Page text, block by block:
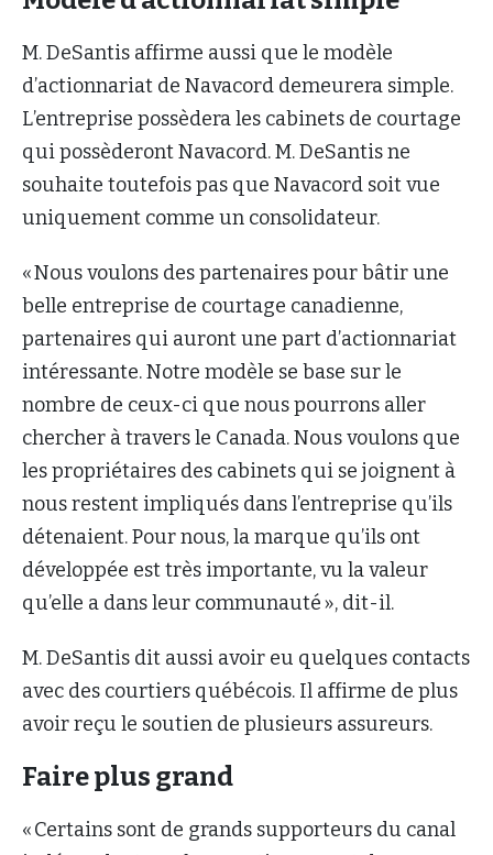
M. DeSantis affirme aussi que le modèle
d’actionnariat de Navacord demeurera simple.
L’entreprise possèdera les cabinets de courtage
qui possèderont Navacord. M. DeSantis ne
souhaite toutefois pas que Navacord soit vue
uniquement comme un consolidateur.
« Nous voulons des partenaires pour bâtir une
belle entreprise de courtage canadienne,
partenaires qui auront une part d’actionnariat
intéressante. Notre modèle se base sur le
nombre de ceux-ci que nous pourrons aller
chercher à travers le Canada. Nous voulons que
les propriétaires des cabinets qui se joignent à
nous restent impliqués dans l’entreprise qu’ils
détenaient. Pour nous, la marque qu’ils ont
développée est très importante, vu la valeur
qu’elle a dans leur communauté », dit-il.
M. DeSantis dit aussi avoir eu quelques contacts
avec des courtiers québécois. Il affirme de plus
avoir reçu le soutien de plusieurs assureurs.
Faire plus grand
« Certains sont de grands supporteurs du canal